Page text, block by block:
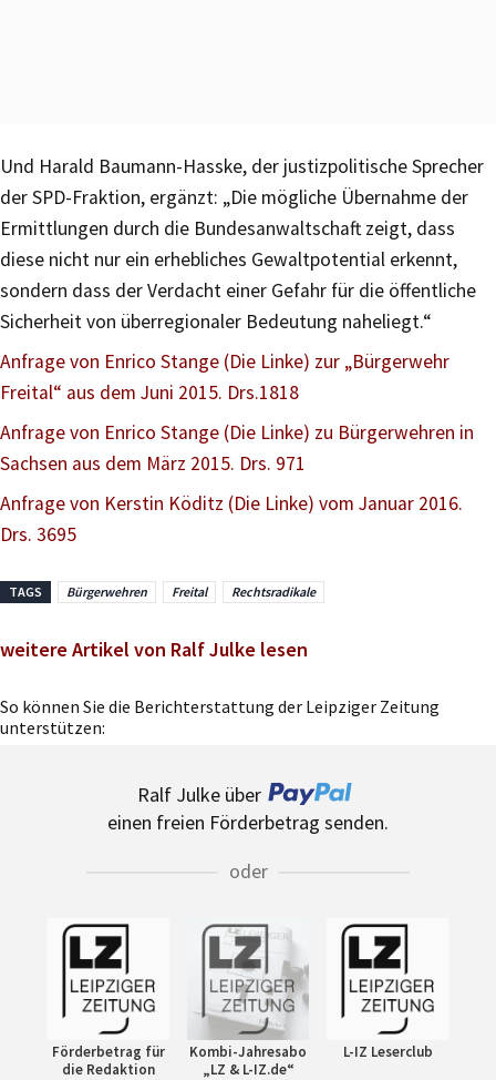
Und Harald Baumann-Hasske, der justizpolitische Sprecher
der SPD-Fraktion, ergänzt: „Die mögliche Übernahme der
Ermittlungen durch die Bundesanwaltschaft zeigt, dass
diese nicht nur ein erhebliches Gewaltpotential erkennt,
sondern dass der Verdacht einer Gefahr für die öffentliche
Sicherheit von überregionaler Bedeutung naheliegt.“
Anfrage von Enrico Stange (Die Linke) zur „Bürgerwehr
Freital“ aus dem Juni 2015. Drs.1818
Anfrage von Enrico Stange (Die Linke) zu Bürgerwehren in
Sachsen aus dem März 2015. Drs. 971
Anfrage von Kerstin Köditz (Die Linke) vom Januar 2016.
Drs. 3695
TAGS Bürgerwehren Freital Rechtsradikale
weitere Artikel von Ralf Julke lesen
So können Sie die Berichterstattung der Leipziger Zeitung
unterstützen:
Ralf Julke über
einen freien Förderbetrag senden.
oder
Förderbetrag für
die Redaktion
Kombi-Jahresabo
„LZ & L-IZ.de“
L-IZ Leserclub